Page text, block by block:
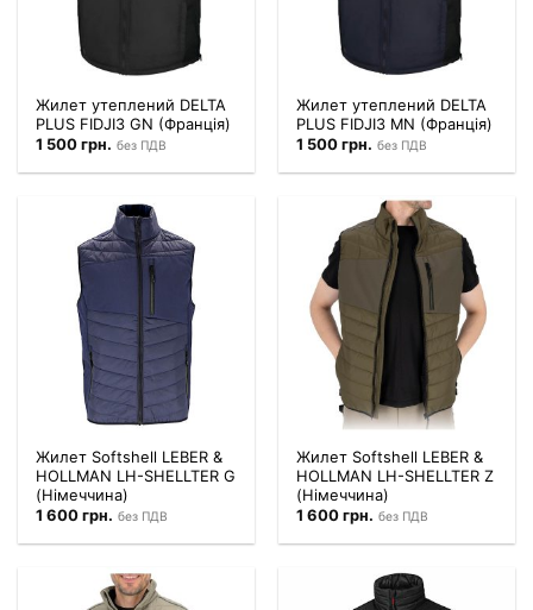
Жилет утеплений DELTA
PLUS FIDJI3 GN (Франція)
1 500грн. без ПДВ
Жилет утеплений DELTA
PLUS FIDJI3 MN (Франція)
1 500грн. без ПДВ
Жилет Softshell LEBER &
HOLLMAN LH-SHELLTER G
(Німеччина)
1 600грн. без ПДВ
Жилет Softshell LEBER &
HOLLMAN LH-SHELLTER Z
(Німеччина)
1 600грн. без ПДВ